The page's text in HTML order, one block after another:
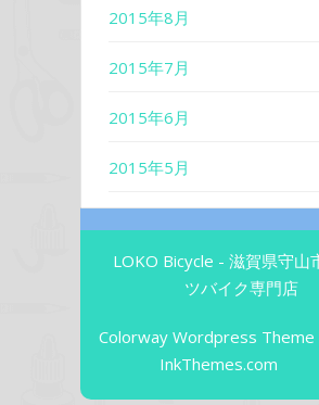
2015年8月
2015年7月
2015年6月
2015年5月
LOKO Bicycle - 滋賀県守山
ツバイク専門店
Colorway Wordpress Theme
InkThemes.com